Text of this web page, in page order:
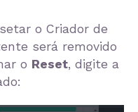
o Criador de
será removido
o Reset, digite a